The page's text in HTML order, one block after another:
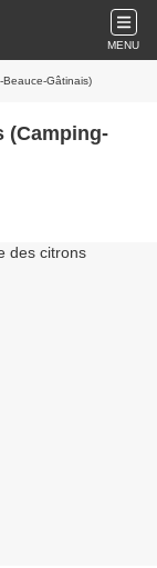
MENU
Beauce-Gâtinais)
(Camping-